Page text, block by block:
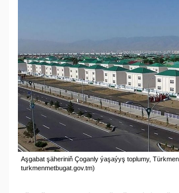
Aşgabat şäheriniň Çoganly ýaşaýyş toplumy,
turkmenmetbugat.gov.tm)